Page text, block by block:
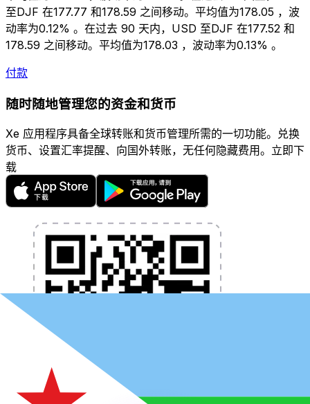
至DJF 在177.77 和178.59 之间移动。平均值为178.05 ，波
动率为0.12% 。在过去 90 天内，USD 至DJF 在177.52 和
178.59 之间移动。平均值为178.03 ，波动率为0.13% 。
付款
随时随地管理您的资金和货币
Xe 应用程序具备全球转账和货币管理所需的一切功能。兑换
货币、设置汇率提醒、向国外转账，无任何隐藏费用。立即下
载